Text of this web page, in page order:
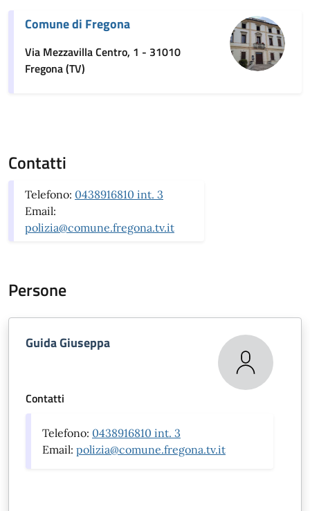
Comune di Fregona
Via Mezzavilla Centro, 1 - 31010
Fregona (TV)
Contatti
Telefono: 0438916810 int. 3
Email:
polizia@comune.fregona.tv.it
Persone
Guida Giuseppa
Contatti
Telefono: 0438916810 int. 3
Email: polizia@comune.fregona.tv.it